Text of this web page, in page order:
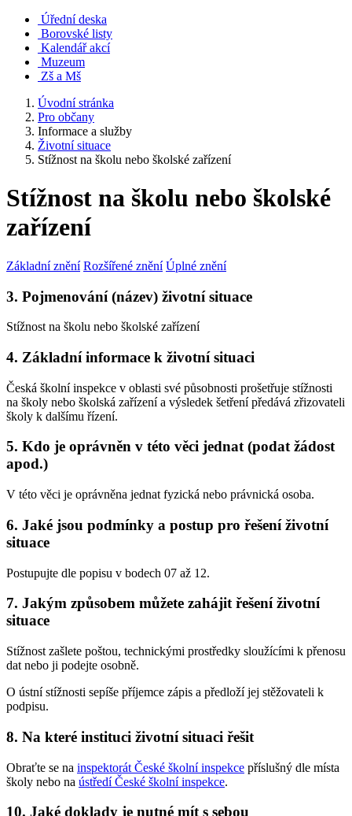
Úřední deska
Borovské listy
Kalendář akcí
Muzeum
Zš a Mš
Úvodní stránka
Pro občany
Informace a služby
Životní situace
Stížnost na školu nebo školské zařízení
Stížnost na školu nebo školské
zařízení
Základní znění Rozšířené znění Úplné znění
3. Pojmenování (název) životní situace
Stížnost na školu nebo školské zařízení
4. Základní informace k životní situaci
Česká školní inspekce v oblasti své působnosti prošetřuje stížnosti
na školy nebo školská zařízení a výsledek šetření předává zřizovateli
školy k dalšímu řízení.
5. Kdo je oprávněn v této věci jednat (podat žádost
apod.)
V této věci je oprávněna jednat fyzická nebo právnická osoba.
6. Jaké jsou podmínky a postup pro řešení životní
situace
Postupujte dle popisu v bodech 07 až 12.
7. Jakým způsobem můžete zahájit řešení životní
situace
Stížnost zašlete poštou, technickými prostředky sloužícími k přenosu
dat nebo ji podejte osobně.
O ústní stížnosti sepíše příjemce zápis a předloží jej stěžovateli k
podpisu.
8. Na které instituci životní situaci řešit
Obraťte se na inspektorát České školní inspekce příslušný dle místa
školy nebo na ústředí České školní inspekce.
10. Jaké doklady je nutné mít s sebou